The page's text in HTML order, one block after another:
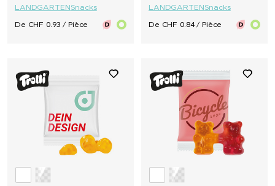
LANDGARTENSnacks
De CHF 0.93 / Pièce
LANDGARTENSnacks
De CHF 0.84 / Pièce